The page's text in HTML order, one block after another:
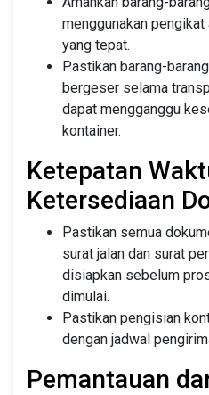
menggunakan
yang tepat.
Pastikan barang-
bergeser selama
dapat mengganggu
kontainer.
Ketepatan
Ketersediaan
Pastikan semua
surat jalan dan surat
disiapkan sebelum
dimulai.
Pastikan pengisian
dengan jadwal
Pemantauan